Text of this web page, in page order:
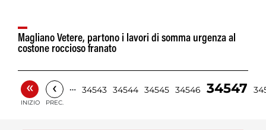
Magliano Vetere, partono i lavori di somma urgenza al
costone roccioso franato
«
INIZIO
‹
PREC.
… 34543 34544 34545 34546 34547